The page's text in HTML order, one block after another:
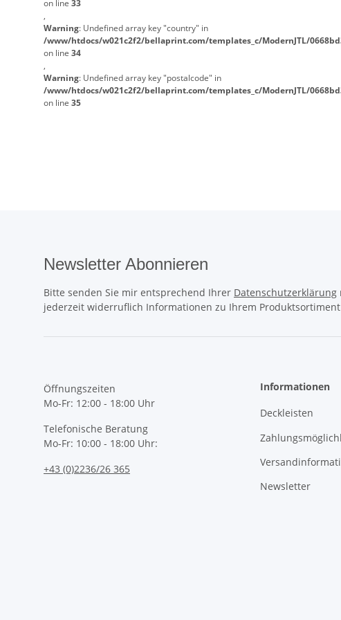
on line 33
,
Warning: Undefined array key "country" in
/www/htdocs/w021c2f2/bellaprint.com/templates_c/ModernJTL/
on line 34
,
Warning: Undefined array key "postalcode" in
/www/htdocs/w021c2f2/bellaprint.com/templates_c/ModernJTL/
on line 35
Newsletter Abonnieren
Bitte senden Sie mir entsprechend Ihrer Datenschutzerklärung
jederzeit widerruflich Informationen zu Ihrem
Öffnungszeiten
Mo-Fr: 12:00 - 18:00 Uhr
Telefonische Beratung
Mo-Fr: 10:00 - 18:00 Uhr:
+43 (0)2236/26 365
Informationen
Deckleisten
Newsletter